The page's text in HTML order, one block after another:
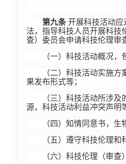
第九条开展科技活动
法，指导科技人员开展科技
查）委员会申请科技伦理审
（一）科技活动概况
（二）科技活动实施
果发布形式等；
（三）科技活动所涉
源，科技活动利益冲突声明
（四）知情同意书，
（五）遵守科技伦理和
（六）科技伦理（审